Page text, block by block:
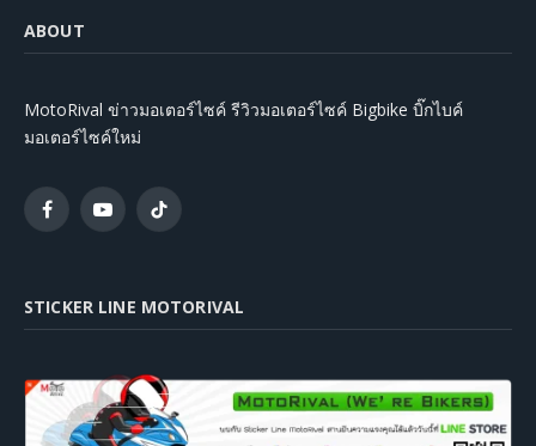
ABOUT
MotoRival ข่าวมอเตอร์ไซค์ รีวิวมอเตอร์ไซค์ Bigbike บิ๊กไบค์
มอเตอร์ไซค์ใหม่
FacebookYouTubeTikTok
STICKER LINE MOTORIVAL